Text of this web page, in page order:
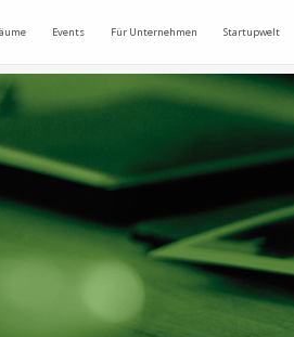
Events Für Unternehmen Startupwelt